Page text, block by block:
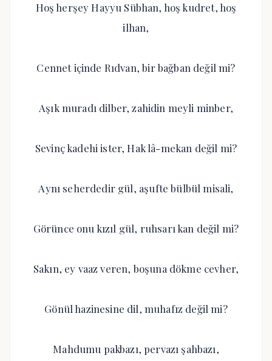
Hoş herşey Hayyu Sübhan, hoş kudret, hoş
ilhan,
Cennet içinde Rıdvan, bir bağban değil mi?
Aşık muradı dilber, zahidin meyli minber,
Sevinç kadehi ister, Hak lâ-mekan değil mi?
Aynı seherdedir gül, aşufte bülbül misali,
Görünce onu kızıl gül, ruhsarı kan değil mi?
Sakın, ey vaaz veren, boşuna dökme cevher,
Gönül hazinesine dil, muhafız değil mi?
Mahdumu pakbazı, pervazı şahbazı,